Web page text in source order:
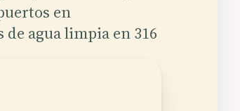
en
agua limpia en 316